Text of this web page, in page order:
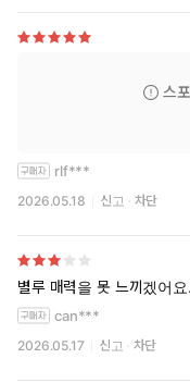
스
rlf***
2026.05.18 신고 차단
별루 매력을 못 느끼겠어
can***
2026.05.17 신고 차단